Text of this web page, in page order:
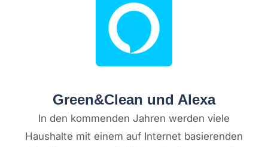
Green&Clean und Alexa
In den kommenden Jahren werden viele
Haushalte mit einem auf Internet basierenden